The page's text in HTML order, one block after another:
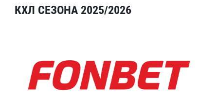
КХЛ СЕЗОНА 2025/2026